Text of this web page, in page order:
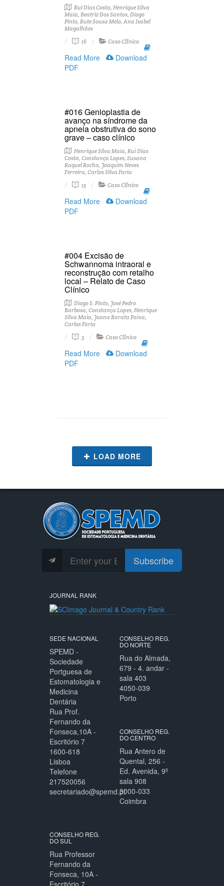
Rui Dias Costa, Henrique Silva
Maia, Beatriz Dos Santos, Diogo
Pinto, Rute Sousa Melo, Ana Isabel
Magalhães
16
Caso ClÍnico
Read More
Download
PDF
#016 Genioplastia de
avanço na síndrome da
apneia obstrutiva do sono
grave – caso clínico
Henrique Silva Maia, Rui Dias
Costa, Constança Lopes, Susana
Raquel Rocha, Joaquim Neves
Ferreira, Carlos Silva Faria
15
Caso ClÍnico
Read More
Download
PDF
#004 Excisão de
Schwannoma intraoral e
reconstrução com retalho
local – Relato de Caso
Clínico
Diogo S. Pinto, José Pedro
Barbosa, Constança Lopes, Henrique
Silva Maia, Joana Barata Paiva,
Carlos Faria
3
Caso ClÍnico
Read More
Download
PDF
LOAD MORE
Subscribe
JOURNAL RANK
SEDE NACIONAL
SPEMD -
Sociedade
Portguesa de
Estomatologia e
Medicina
Dentária
Rua Prof.
Fernando da
Fonseca,10A -
Escritório 7
1600-618
Lisboa
Telefone
217520056
secretariado@spemd.pt
CONSELHO REG.
DO NORTE
Rua do Almada,
679 - 4. andar -
sala 403
4050-039
Porto
CONSELHO REG.
DO CENTRO
Rua Antero de
Quental, 256 -
Ed. Avenida, 9º
sala 908
3000-033
Coimbra
CONSELHO REG.
DO SUL
Rua Professor
Fernando da
Fonseca, 10A -